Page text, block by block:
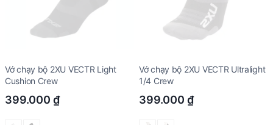
Vớ chạy bộ 2XU VECTR Light
Cushion Crew
399.000 ₫
Vớ chạy bộ 2XU VECTR Ultralight
1/4 Crew
399.000 ₫